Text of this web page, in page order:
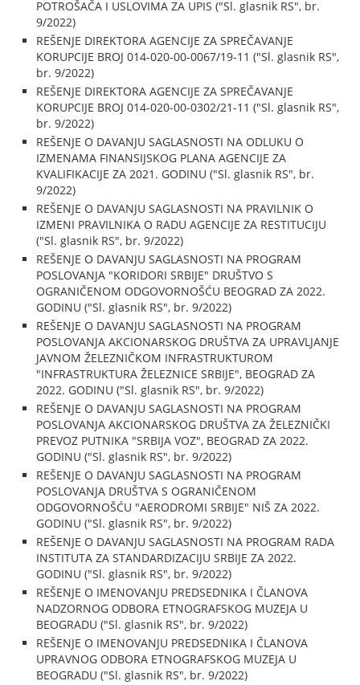
POTROŠAČA I USLOVIMA ZA UPIS ("Sl. glasnik RS", br.
9/2022)
REŠENJE DIREKTORA AGENCIJE ZA SPREČAVANJE
KORUPCIJE BROJ 014-020-00-0067/19-11 ("Sl. glasnik RS",
br. 9/2022)
REŠENJE DIREKTORA AGENCIJE ZA SPREČAVANJE
KORUPCIJE BROJ 014-020-00-0302/21-11 ("Sl. glasnik RS",
br. 9/2022)
REŠENJE O DAVANJU SAGLASNOSTI NA ODLUKU O
IZMENAMA FINANSIJSKOG PLANA AGENCIJE ZA
KVALIFIKACIJE ZA 2021. GODINU ("Sl. glasnik RS", br.
9/2022)
REŠENJE O DAVANJU SAGLASNOSTI NA PRAVILNIK O
IZMENI PRAVILNIKA O RADU AGENCIJE ZA RESTITUCIJU
("Sl. glasnik RS", br. 9/2022)
REŠENJE O DAVANJU SAGLASNOSTI NA PROGRAM
POSLOVANJA "KORIDORI SRBIJE" DRUŠTVO S
OGRANIČENOM ODGOVORNOŠĆU BEOGRAD ZA 2022.
GODINU ("Sl. glasnik RS", br. 9/2022)
REŠENJE O DAVANJU SAGLASNOSTI NA PROGRAM
POSLOVANJA AKCIONARSKOG DRUŠTVA ZA UPRAVLJANJE
JAVNOM ŽELEZNIČKOM INFRASTRUKTUROM
"INFRASTRUKTURA ŽELEZNICE SRBIJE", BEOGRAD ZA
2022. GODINU ("Sl. glasnik RS", br. 9/2022)
REŠENJE O DAVANJU SAGLASNOSTI NA PROGRAM
POSLOVANJA AKCIONARSKOG DRUŠTVA ZA ŽELEZNIČKI
PREVOZ PUTNIKA "SRBIJA VOZ", BEOGRAD ZA 2022.
GODINU ("Sl. glasnik RS", br. 9/2022)
REŠENJE O DAVANJU SAGLASNOSTI NA PROGRAM
POSLOVANJA DRUŠTVA S OGRANIČENOM
ODGOVORNOŠĆU "AERODROMI SRBIJE" NIŠ ZA 2022.
GODINU ("Sl. glasnik RS", br. 9/2022)
REŠENJE O DAVANJU SAGLASNOSTI NA PROGRAM RADA
INSTITUTA ZA STANDARDIZACIJU SRBIJE ZA 2022.
GODINU ("Sl. glasnik RS", br. 9/2022)
REŠENJE O IMENOVANJU PREDSEDNIKA I ČLANOVA
NADZORNOG ODBORA ETNOGRAFSKOG MUZEJA U
BEOGRADU ("Sl. glasnik RS", br. 9/2022)
REŠENJE O IMENOVANJU PREDSEDNIKA I ČLANOVA
UPRAVNOG ODBORA ETNOGRAFSKOG MUZEJA U
BEOGRADU ("Sl. glasnik RS", br. 9/2022)